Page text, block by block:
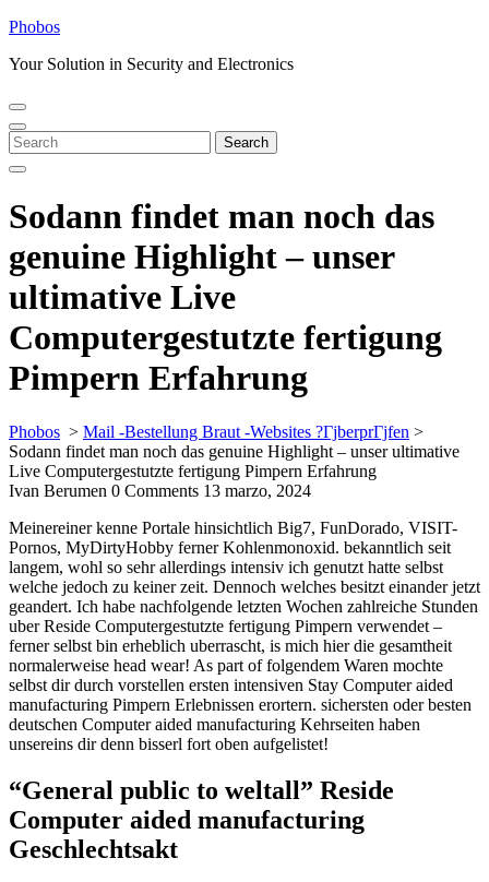
Skip
content
Phobos
Your Solution in Security and Electronics
Open
Menu
Close
Menu
Search
for:
Search
Sodann findet man noch das
genuine Highlight – unser
ultimative Live
Computergestutzte fertigung
Pimpern Erfahrung
Phobos > Mail -Bestellung Braut -Websites ?ГјberprГјfen >
Sodann findet man noch das genuine Highlight – unser ultimative
Live Computergestutzte fertigung Pimpern Erfahrung
Ivan Berumen 0 Comments 13 marzo, 2024
Meinereiner kenne Portale hinsichtlich Big7, FunDorado, VISIT-
Pornos, MyDirtyHobby ferner Kohlenmonoxid. bekanntlich seit
langem, wohl so sehr allerdings intensiv ich genutzt hatte selbst
welche jedoch zu keiner zeit. Dennoch welches besitzt einander jetzt
geandert. Ich habe nachfolgende letzten Wochen zahlreiche Stunden
uber Reside Computergestutzte fertigung Pimpern verwendet –
ferner selbst bin erheblich uberrascht, is mich hier die gesamtheit
normalerweise head wear! As part of folgendem Waren mochte
selbst dir durch vorstellen ersten intensiven Stay Computer aided
manufacturing Pimpern Erlebnissen erortern. sichersten oder besten
deutschen Computer aided manufacturing Kehrseiten haben
unsereins dir denn bisserl fort oben aufgelistet!
“General public to weltall” Reside
Computer aided manufacturing
Geschlechtsakt